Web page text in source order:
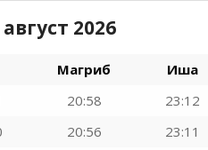
август 2026
Магриб
Иша
20:58
23:12
20:56 23:11